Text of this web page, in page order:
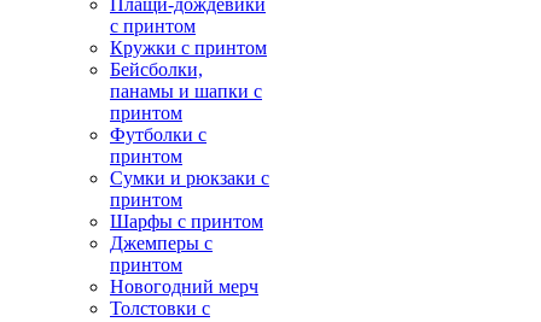
Плащи-дождевики
с принтом
Кружки с принтом
Бейсболки,
панамы и шапки с
принтом
Футболки с
принтом
Сумки и рюкзаки с
принтом
Шарфы с принтом
Джемперы с
принтом
Новогодний мерч
Толстовки с